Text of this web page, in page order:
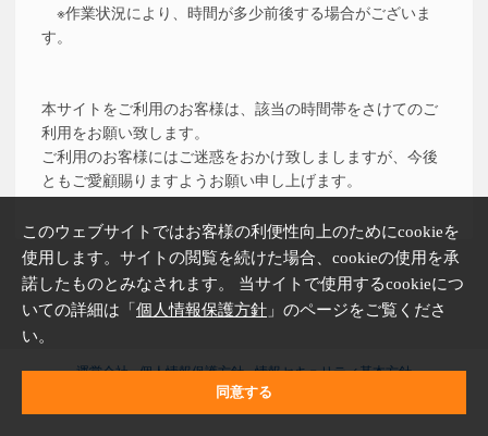
※作業状況により、時間が多少前後する場合がございま
す。
本サイトをご利用のお客様は、該当の時間帯をさけてのご
利用をお願い致します。
ご利用のお客様にはご迷惑をおかけ致しましますが、今後
ともご愛顧賜りますようお願い申し上げます。
運営会社 個人情報保護方針 情報セキュリティ基本方針
Copyright © CRI Middleware Co., Ltd.
このウェブサイトではお客様の利便性向上のためにcookieを
使用します。サイトの閲覧を続けた場合、cookieの使用を承
諾したものとみなされます。 当サイトで使用するcookieにつ
いての詳細は「 個人情報保護方針 」のページをご覧くださ
い。
同意する